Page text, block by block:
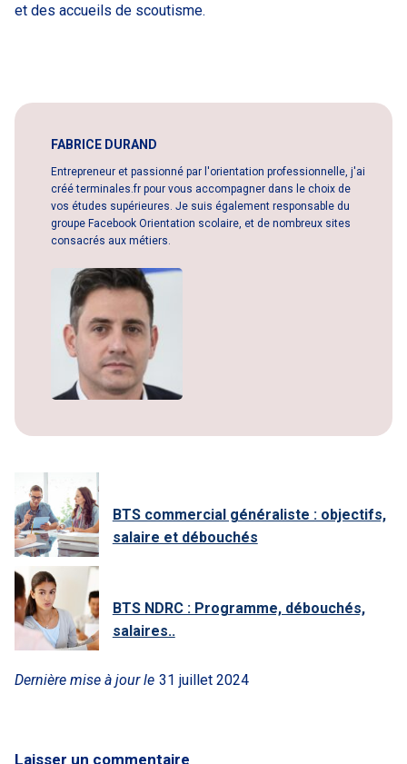
et des accueils de scoutisme.
FABRICE DURAND
Entrepreneur et passionné par l'orientation professionnelle, j'ai
créé terminales.fr pour vous accompagner dans le choix de
vos études supérieures. Je suis également responsable du
groupe Facebook Orientation scolaire, et de nombreux sites
consacrés aux métiers.
BTS commercial généraliste : objectifs,
salaire et débouchés
BTS NDRC : Programme, débouchés,
salaires..
Dernière mise à jour le 31 juillet 2024
Laisser un commentaire